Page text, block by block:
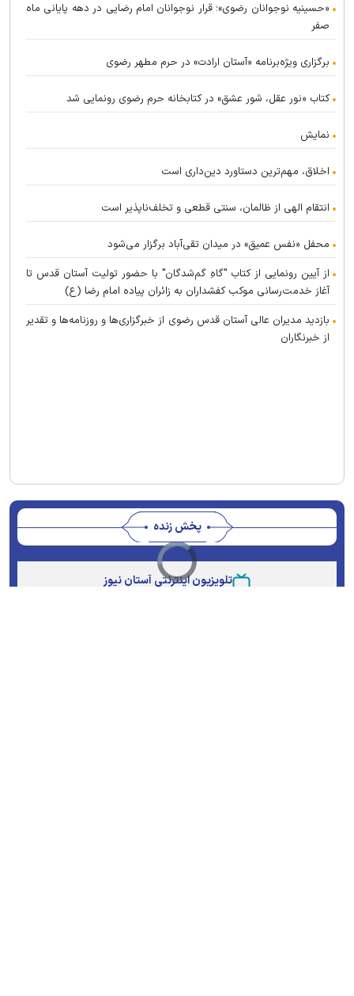
«حسینیه نوجوانان رضوی»؛ قرار نوجوانان امام رضایی در دهه پایانی ماه
صفر
برگزاری ویژه‌برنامه «آستان ارادت» در حرم مطهر رضوی
کتاب «نور عقل، شور عشق» در کتابخانه حرم رضوی رونمایی شد
نمایش
اخلاق، مهم‌ترین دستاورد دین‌داری است
انتقام الهی از ظالمان، سنتی قطعی و تخلف‌ناپذیر است
محفل «نفس عمیق» در میدان تقی‌آباد برگزار می‌شود
از آیین رونمایی از کتاب "گاهِ گم‌شدگان" با حضور تولیت آستان قدس تا
آغاز خدمت‌رسانی موکب کفشداران به زائران پیاده امام رضا (ع)
بازدید مدیران عالی آستان قدس رضوی از خبرگزاری‌ها و روزنامه‌ها و تقدیر
از خبرنگاران
پخش زنده
Video
Player
is
loading.
0%
0%
تلویزیون اینترنتی آستان نیوز